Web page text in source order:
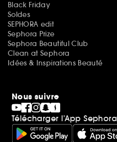
Black Friday
Soldes
SEPHORA edit
Sephora Prize
Sephora Beautiful Club
Clean at Sephora
Idées & Inspirations Beauté
Nous suivre
Télécharger l’App Sephora